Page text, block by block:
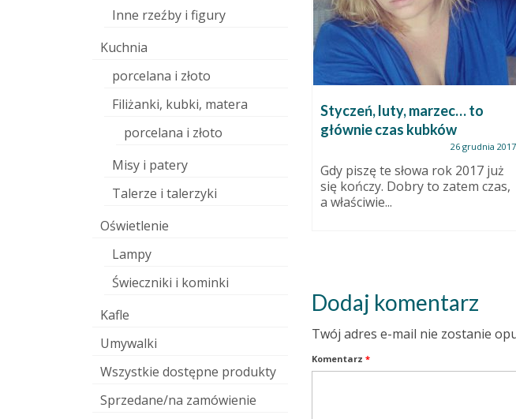
Kawka
26 października 2013
powstały dwie czarne kawki. Obie
używałam pierwszy raz. Jednym...
Styczeń, luty, marzec… to
głównie czas kubków
26 grudnia 2017
Gdy piszę te słowa rok 2017 już
się kończy. Dobry to zatem czas,
a właściwie...
Dodaj komentarz
Twój adres e-mail nie zostanie
Komentarz *
Inne rzeźby i figury
Kuchnia
porcelana i złoto
Filiżanki, kubki, matera
porcelana i złoto
Misy i patery
Talerze i talerzyki
Oświetlenie
Lampy
Świeczniki i kominki
Kafle
Umywalki
Wszystkie dostępne produkty
Sprzedane/na zamówienie